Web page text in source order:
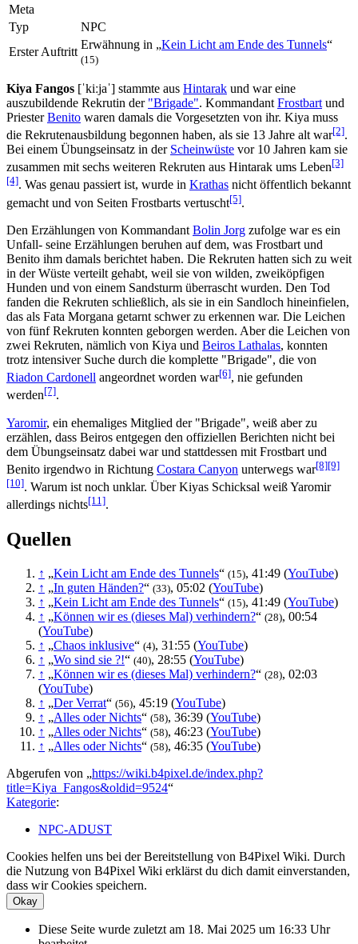
Meta
Typ
NPC
Erster Auftritt
Erwähnung in „Kein Licht am Ende des Tunnels“
(15)
Kiya Fangos [ˈkiːjaˈ] stammte aus Hintarak und war eine
auszubildende Rekrutin der "Brigade". Kommandant Frostbart und
PriesterBenito waren damals die Vorgesetzten von ihr. Kiya muss
die Rekrutenausbildung begonnen haben, als sie 13 Jahre alt war[2].
Bei einem Übungseinsatz in der Scheinwüste vor 10 Jahren kam sie
zusammen mit sechs weiteren Rekruten aus Hintarak ums Leben[3]
[4]. Was genau passiert ist, wurde in Krathas nicht öffentlich bekannt
gemacht und von Seiten Frostbarts vertuscht[5].
Den Erzählungen von Kommandant Bolin Jorg zufolge war es ein
Unfall- seine Erzählungen beruhen auf dem, was Frostbart und
Benito ihm damals berichtet haben. Die Rekruten hatten sich zu weit
in der Wüste verteilt gehabt, weil sie von wilden, zweiköpfigen
Hunden und von einem Sandsturm überrascht wurden. Den Tod
fanden die Rekruten schließlich, als sie in ein Sandloch hineinfielen,
das als Fata Morgana getarnt schwer zu erkennen war. Die Leichen
von fünf Rekruten konnten geborgen werden. Aber die Leichen von
zwei Rekruten, nämlich von Kiya und Beiros Lathalas, konnten
trotz intensiver Suche durch die komplette "Brigade", die von
Riadon Cardonell angeordnet worden war[6], nie gefunden
werden[7].
Yaromir, ein ehemaliges Mitglied der "Brigade", weiß aber zu
erzählen, dass Beiros entgegen den offiziellen Berichten nicht bei
dem Übungseinsatz dabei war und stattdessen mit Frostbart und
Benito irgendwo in Richtung Costara Canyon unterwegs war[8][9]
[10]. Warum ist noch unklar. Über Kiyas Schicksal weiß Yaromir
allerdings nichts[11].
Quellen
↑ „Kein Licht am Ende des Tunnels“ (15), 41:49 (YouTube)
↑ „In guten Händen?“ (33), 05:02 (YouTube)
↑ „Kein Licht am Ende des Tunnels“ (15), 41:49 (YouTube)
↑ „Können wir es (dieses Mal) verhindern?“ (28), 00:54
(YouTube)
↑ „Chaos inklusive“ (4), 31:55 (YouTube)
↑ „Wo sind sie ?!“ (40), 28:55 (YouTube)
↑ „Können wir es (dieses Mal) verhindern?“ (28), 02:03
(YouTube)
↑ „Der Verrat“ (56), 45:19 (YouTube)
↑ „Alles oder Nichts“ (58), 36:39 (YouTube)
↑ „Alles oder Nichts“ (58), 46:23 (YouTube)
↑ „Alles oder Nichts“ (58), 46:35 (YouTube)
Abgerufen von „https://wiki.b4pixel.de/index.php?
title=Kiya_Fangos&oldid=9524“
Kategorie:
NPC-ADUST
Cookies helfen uns bei der Bereitstellung von B4Pixel Wiki. Durch
die Nutzung von B4Pixel Wiki erklärst du dich damit einverstanden,
dass wir Cookies speichern.
Okay
Diese Seite wurde zuletzt am 18. Mai 2025 um 16:33 Uhr